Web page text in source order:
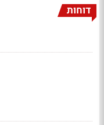
דוחות